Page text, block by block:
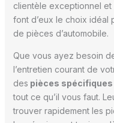
clientèle exceptionnel
font d’eux le choix idéal
de pièces d’automobile.
Que vous ayez besoin
l’entretien courant de
des pièces spécifiques
tout ce qu’il vous faut.
trouver rapidement les